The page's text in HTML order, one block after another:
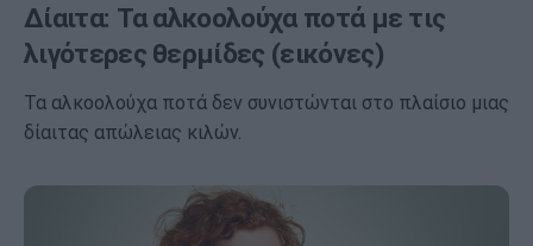
Δίαιτα: Τα αλκοολούχα ποτά με τις
λιγότερες θερμίδες (εικόνες)
Τα αλκοολούχα ποτά δεν συνιστώνται στο πλαίσιο μιας
δίαιτας απώλειας κιλών.